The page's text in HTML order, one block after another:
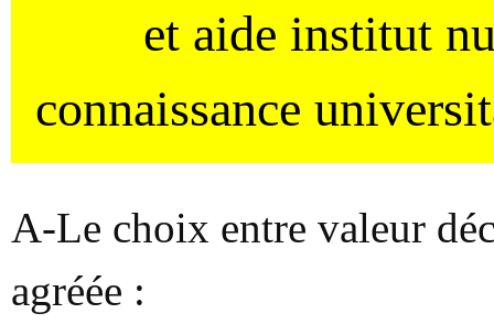
et aide institut
connaissance
A-Le choix entre valeur
agréée :